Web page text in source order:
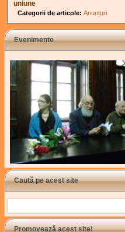
uniune
Categorii de articole:Anunțuri
Evenimente
Caută pe acest site
Search
Promovează acest site!